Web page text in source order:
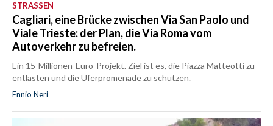
STRASSEN
Cagliari, eine Brücke zwischen Via San Paolo und
Viale Trieste: der Plan, die Via Roma vom
Autoverkehr zu befreien.
Ein 15-Millionen-Euro-Projekt. Ziel ist es, die Piazza Matteotti zu
entlasten und die Uferpromenade zu schützen.
Ennio Neri